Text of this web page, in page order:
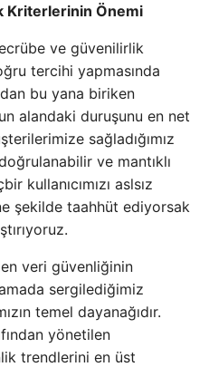
Kriterlerinin Önemi
ve güvenilirlik
tercihi yapmasında
bu yana biriken
alandaki duruşunu en net
sağladığımız
ve mantıklı
kullanıcımızı aslsız
şekilde taahhüt ediyorsak
veri güvenliğinin
sergilediğimiz
temel dayanağıdır.
yönetilen
trendlerini en üst